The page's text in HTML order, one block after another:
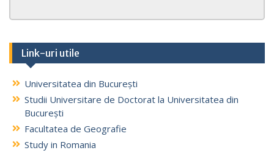
Link-uri utile
Universitatea din București
Studii Universitare de Doctorat la Universitatea din
București
Facultatea de Geografie
Study in Romania